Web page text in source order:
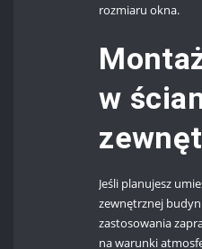
rozmiaru okna.
w
Jeśli planujesz
zewnętrznej
zastosowania
na warunki